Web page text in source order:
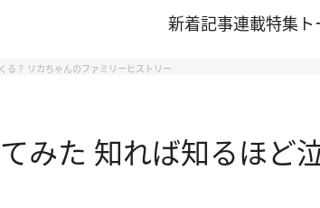
新着記事連載特集
る？ リカちゃんのファミリーヒストリー
みた 知れば知るほど